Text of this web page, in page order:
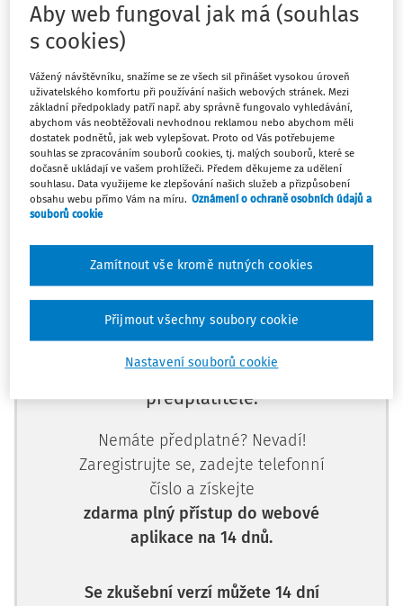
banger pro malý děcka? Kdy je mluva mladistvých ještě
v chillu a kdy už je to red flag? Možná si říkáte, co je to
za divnou směsici nesmyslů. Když ale zapátráte v
paměti nebo se zaposloucháte do rozhovorů svých žáků
a studentů, možná si vybavíte, že už jste podobná slova
někdy zaslechli.
Co znamenají, proč se používají a není to jen zbytečný
plevel v zahr
Máte předplatné? Přihlaste se.
Tento dokument je jen pro
předplatitele.
Nemáte předplatné? Nevadí!
Zaregistrujte se, zadejte telefonní
číslo a získejte
zdarma plný přístup do webové
aplikace na 14 dnů.
Se zkušební verzí můžete 14 dní
Aby web fungoval jak má (souhlas
s cookies)
Vážený návštěvníku, snažíme se ze všech sil přinášet vysokou úroveň
uživatelského komfortu při používání našich webových stránek. Mezi
základní předpoklady patří např. aby správně fungovalo vyhledávání,
abychom vás neobtěžovali nevhodnou reklamou nebo abychom měli
dostatek podnětů, jak web vylepšovat. Proto od Vás potřebujeme
souhlas se zpracováním souborů cookies, tj. malých souborů, které se
dočasně ukládají ve vašem prohlížeči. Předem děkujeme za udělení
souhlasu. Data využijeme ke zlepšování našich služeb a přizpůsobení
obsahu webu přímo Vám na míru. Oznámení o ochraně osobních údajů a
souborů cookie
Nastavení souborů cookie
Zamítnout vše kromě nutných cookies
Přijmout všechny soubory cookie